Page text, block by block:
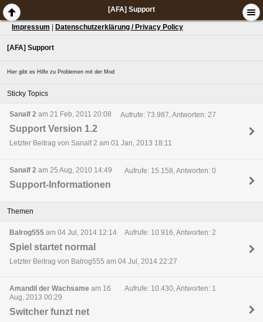
[AFA] Support
Impressum Datenschutzerklärung / Privacy Policy
[AFA] Support
Hier gibt es Hilfe zu Problemen mit der Mod
Sticky Topics
Sanalf 2 am 21 Feb, 2011 20:08 Aufrufe: 73.987, Antworten: 27
Support Version 1.2
Letzter Beitrag von Sanalf 2 am 01 Jan, 2013 18:11
Sanalf 2 am 25 Aug, 2010 14:49 Aufrufe: 15.158, Antworten: 0
Support-Informationen
Themen
Balrog555 am 04 Jul, 2014 12:14 Aufrufe: 10.916, Antworten: 2
Spiel startet normal
Letzter Beitrag von Balrog555 am 04 Jul, 2014 22:27
Amandil der Wachsame am 16
Aug, 2013 00:29
Aufrufe: 10.430, Antworten: 1
Switcher funzt net